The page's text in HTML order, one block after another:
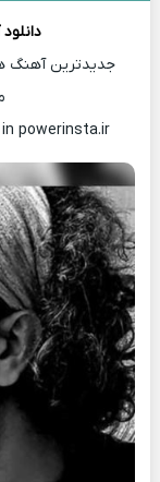
جدیدترین آهنگ
Download Music
in powerinsta.ir